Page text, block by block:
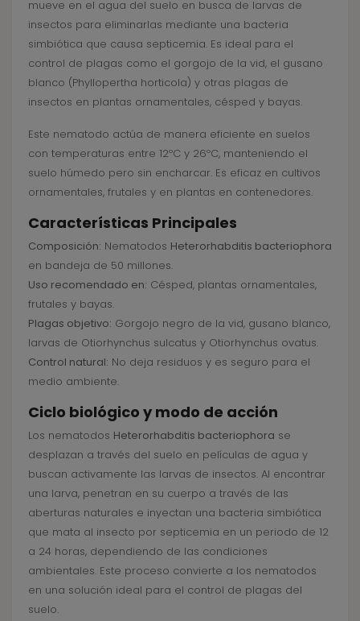
mueve en el agua del suelo en busca de larvas de
insectos para eliminarlas mediante una bacteria
simbiótica que causa septicemia. Es ideal para el
control de plagas como el gorgojo de la vid, el gusano
blanco (Phyllopertha horticola) y otras plagas de
insectos en plantas ornamentales, césped y bayas.
Este nematodo actúa de manera eficiente en suelos
con temperaturas entre 12ºC y 26ºC, manteniendo el
suelo húmedo pero sin encharcar. Es eficaz en cultivos
ornamentales, frutales y en plantas en contenedores.
Características Principales
Composición: Nematodos Heterorhabditis bacteriophora
en bandeja de 50 millones.
Uso recomendado en: Césped, plantas ornamentales,
frutales y bayas.
Plagas objetivo: Gorgojo negro de la vid, gusano blanco,
larvas de Otiorhynchus sulcatus y Otiorhynchus ovatus.
Control natural: No deja residuos y es seguro para el
medio ambiente.
Ciclo biológico y modo de acción
Los nematodos Heterorhabditis bacteriophora se
desplazan a través del suelo en películas de agua y
buscan activamente las larvas de insectos. Al encontrar
una larva, penetran en su cuerpo a través de las
aberturas naturales e inyectan una bacteria simbiótica
que mata al insecto por septicemia en un periodo de 12
a 24 horas, dependiendo de las condiciones
ambientales. Este proceso convierte a los nematodos
en una solución ideal para el control de plagas del
suelo.